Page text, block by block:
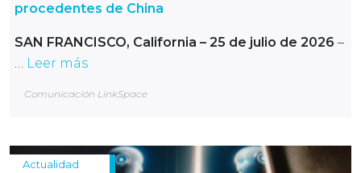
procedentes de China
SAN FRANCISCO, California – 25 de julio de 2026 –
… Leer más
Comunicación LinkSpace
Actualidad